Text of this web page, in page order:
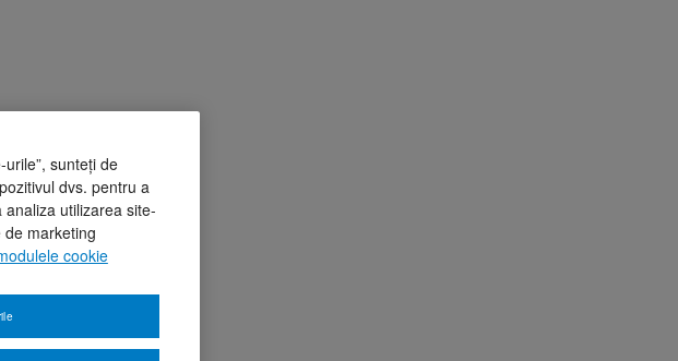
sunteți de
dvs. pentru a
utilizarea site-
marketing
cookie